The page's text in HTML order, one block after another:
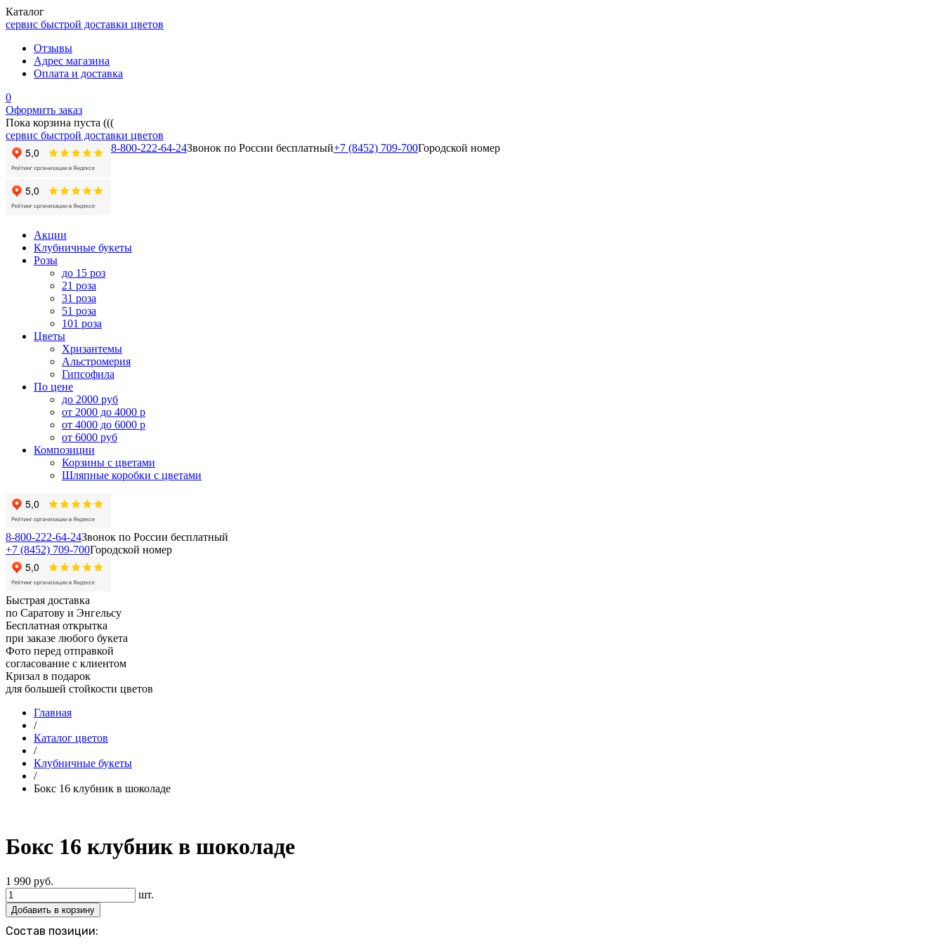
Каталог
сервис быстрой доставки цветов
Отзывы
Адрес магазина
Оплата и доставка
0
Оформить заказ
Пока корзина пуста (((
сервис быстрой доставки цветов
8-800-222-64-24Звонок по России бесплатный+7 (8452) 709-700Городской номер
Акции
Клубничные букеты
Розы
до 15 роз
21 роза
31 роза
51 роза
101 роза
Цветы
Хризантемы
Альстромерия
Гипсофила
По цене
до 2000 руб
от 2000 до 4000 р
от 4000 до 6000 р
от 6000 руб
Композиции
Корзины с цветами
Шляпные коробки с цветами
8-800-222-64-24Звонок по России бесплатный
+7 (8452) 709-700Городской номер
Быстрая доставка
по Саратову и Энгельсу
Бесплатная открытка
при заказе любого букета
Фото перед отправкой
согласование с клиентом
Кризал в подарок
для большей стойкости цветов
Главная
/
Каталог цветов
/
Клубничные букеты
/
Бокс 16 клубник в шоколаде
Бокс 16 клубник в шоколаде
1 990 руб.
шт.
Добавить в корзину
Состав позиции: